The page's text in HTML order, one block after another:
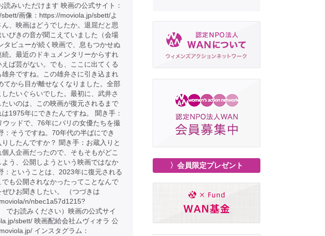
読みいただけます 映画の公式サイト：
画像：https://moviola.jp/sbett/よ
ん、映画はどうでしたか。退屈だと思
びきの音が聞こえていました（会場
タビューが続く映画で、息もつかせぬ
。最近のドキュメンタリーからすれ
ば芸がない。でも、ここに出てくる
弁ですね。この雄弁さに引き込まれ
てから目が離せなくなりました。全部
たいぐらいでした。最初に、武井さ
たいのは、この映画が復元されるまで
1975年にできたんですね。 聞き手：
ウッドで、76年にパリの女優たちを撮
：そうですね。70年代の半ばにでき
したんですか？ 聞き手：お蔵入りと
人企画だったので、そもそもがどこ
う、公開しようという映画ではなか
：ということは、2023年に復元される
でも公開されなかったってことなんで
ひお聞きしたい。 （つづきは
n/nbec1a57d1215?
お読みください）映画の公式サイ
sbett/ 映画配給会社ムヴィオラ 公
インスタグラム：
〉会員限定プレゼント